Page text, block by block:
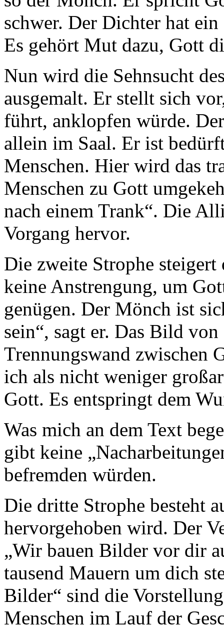
schwer. Der Dichter hat
Es gehört Mut dazu, Gott
Nun wird die Sehnsucht
ausgemalt. Er stellt sich
führt, anklopfen würde.
allein im Saal. Er ist
Menschen. Hier wird das
Menschen zu Gott
nach einem Trank“. Die
Vorgang hervor.
Die zweite Strophe
keine Anstrengung, um
genügen. Der Mönch ist
sein“, sagt er. Das Bild
Trennungswand zwischen
ich als nicht weniger
Gott. Es entspringt dem
Was mich an dem Text
gibt keine
befremden würden.
Die dritte Strophe besteht
hervorgehoben wird. Der
„Wir bauen Bilder vor dir
tausend Mauern um dich
Bilder“ sind die
Menschen im Lauf der